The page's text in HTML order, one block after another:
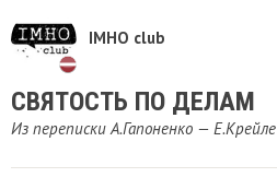
IMHO club
СВЯТОСТЬ ПО ДЕЛАМ
Из переписки А.Гапоненко — Е.Крейле